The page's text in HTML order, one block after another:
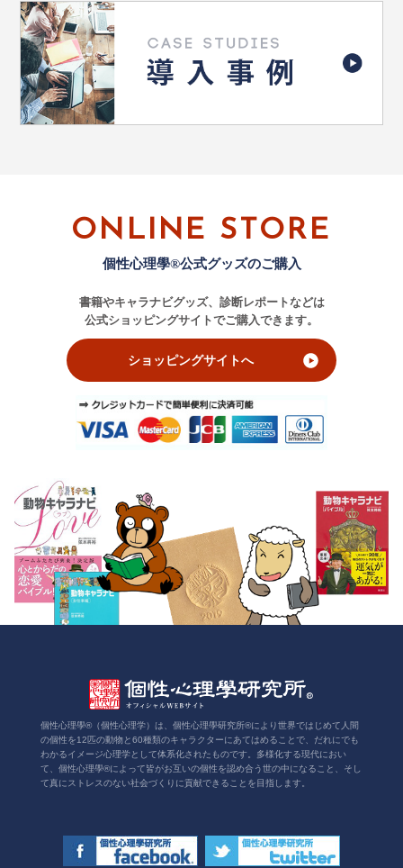
ONLINE STORE
個性心理學®公式グッズのご購入
書籍やキャラナビグッズ、診断レポートなどは
公式ショッピングサイトでご購入できます。
ショッピングサイトへ
個性心理學®（個性心理学）は、個性心理學研究所®により世界ではじめて人間
の個性を12匹の動物と60種類のキャラクターにあてはめることで、だれにでも
わかるイメージ心理学として体系化されたものです。多様化する現代におい
て、個性心理學®によって皆がお互いの個性を認め合う世の中になること、そし
て真にストレスのない社会づくりに貢献できることを目指します。